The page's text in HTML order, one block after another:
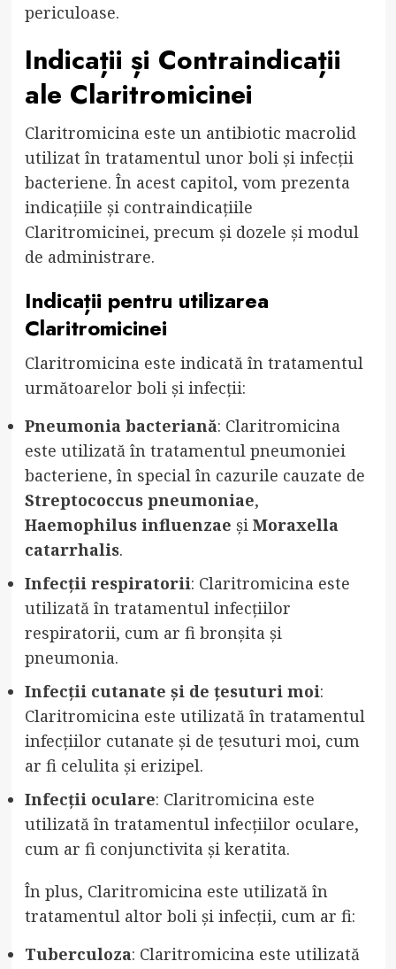
periculoase.
Indicații și Contraindicații
ale Claritromicinei
Claritromicina este un antibiotic macrolid
utilizat în tratamentul unor boli și infecții
bacteriene. În acest capitol, vom prezenta
indicațiile și contraindicațiile
Claritromicinei, precum și dozele și modul
de administrare.
Indicații pentru utilizarea
Claritromicinei
Claritromicina este indicată în tratamentul
următoarelor boli și infecții:
Pneumonia bacteriană: Claritromicina
este utilizată în tratamentul pneumoniei
bacteriene, în special în cazurile cauzate de
Streptococcus pneumoniae,
Haemophilus influenzae și Moraxella
catarrhalis.
Infecții respiratorii: Claritromicina este
utilizată în tratamentul infecțiilor
respiratorii, cum ar fi bronșita și
pneumonia.
Infecții cutanate și de țesuturi moi:
Claritromicina este utilizată în tratamentul
infecțiilor cutanate și de țesuturi moi, cum
ar fi celulita și erizipel.
Infecții oculare: Claritromicina este
utilizată în tratamentul infecțiilor oculare,
cum ar fi conjunctivita și keratita.
În plus, Claritromicina este utilizată în
tratamentul altor boli și infecții, cum ar fi:
Tuberculoza: Claritromicina este utilizată